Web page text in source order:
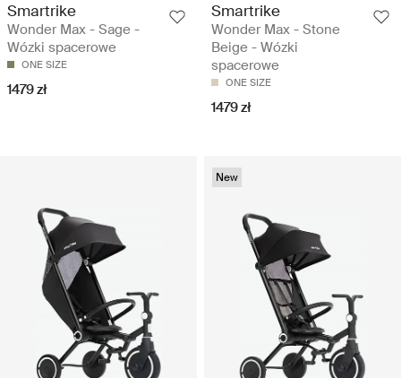
Smartrike
Wonder Max - Sage -
Wózki spacerowe
ONE SIZE
1479 zł
Smartrike
Wonder Max - Stone
Beige - Wózki
spacerowe
ONE SIZE
1479 zł
New